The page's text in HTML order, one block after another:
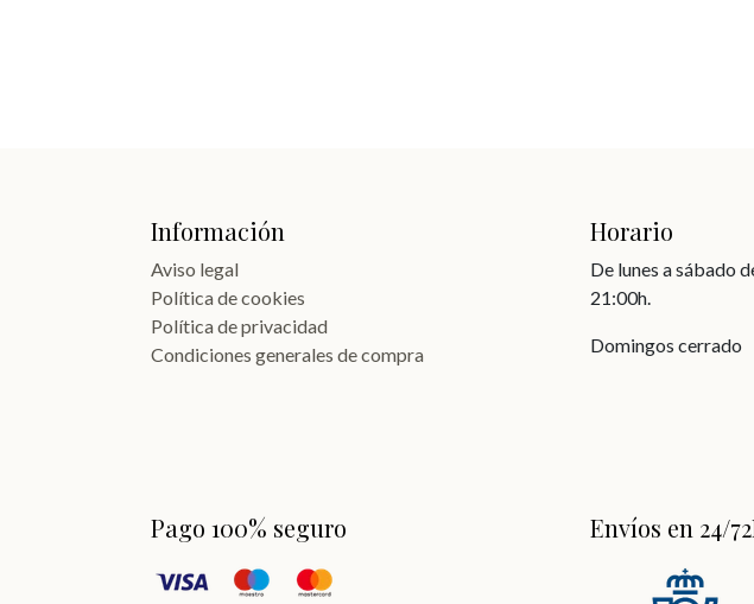
Información
Aviso legal
Política de cookies
Política de privacidad
Condiciones generales de compra
Horario
De lunes a sábado
21:00h.
Domingos cerrado
Pago 100% seguro Envíos en 24/